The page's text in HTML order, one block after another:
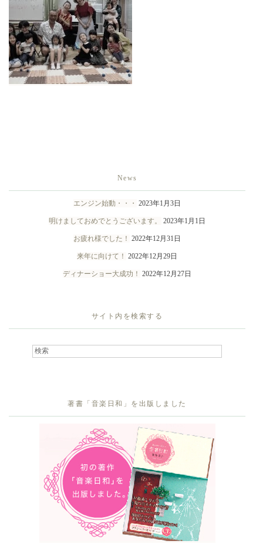
News
エンジン始動・・・ 2023年1月3日
明けましておめでとうございます。 2023年1月1日
お疲れ様でした！ 2022年12月31日
来年に向けて！ 2022年12月29日
ディナーショー大成功！ 2022年12月27日
サイト内を検索する
著書「音楽日和」を出版しました